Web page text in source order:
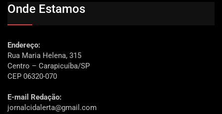
Onde Estamos
Endereço:
Rua Maria Helena, 315
Centro – Carapicuíba/SP
CEP 06320-070
E-mail Redação:
jornalcidalerta@gmail.com